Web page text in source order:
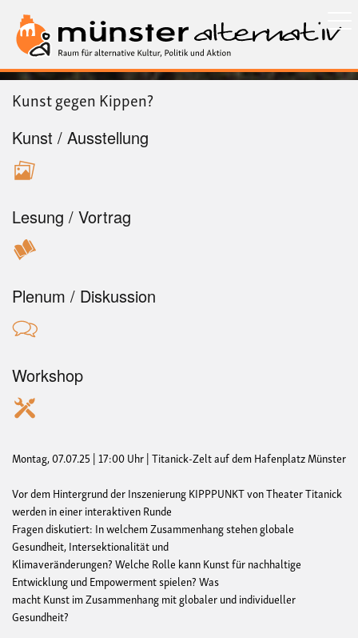
zum
Inhalt
Kunst gegen Kippen?
Kunst / Ausstellung
Lesung / Vortrag
Plenum / Diskussion
Workshop
Montag, 07.07.25 | 17:00 Uhr | Titanick-Zelt auf dem Hafenplatz Münster
Vor dem Hintergrund der Inszenierung KIPPPUNKT von Theater Titanick
werden in einer interaktiven Runde
Fragen diskutiert: In welchem Zusammenhang stehen globale
Gesundheit, Intersektionalität und
Klimaveränderungen? Welche Rolle kann Kunst für nachhaltige
Entwicklung und Empowerment spielen? Was
macht Kunst im Zusammenhang mit globaler und individueller
Gesundheit?